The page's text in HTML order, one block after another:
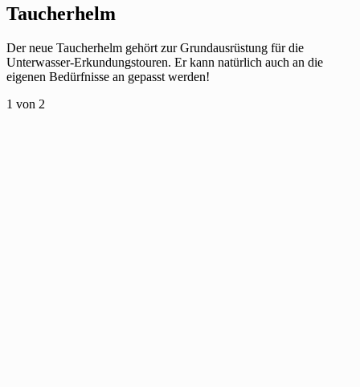
Taucherhelm
Der neue Taucherhelm gehört zur Grundausrüstung für die
Unterwasser-Erkundungstouren. Er kann natürlich auch an die
eigenen Bedürfnisse an gepasst werden!
1 von 2